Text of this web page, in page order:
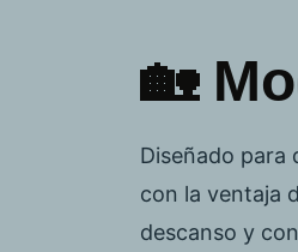
🏡
Diseñado para
con la ventaja
descanso y